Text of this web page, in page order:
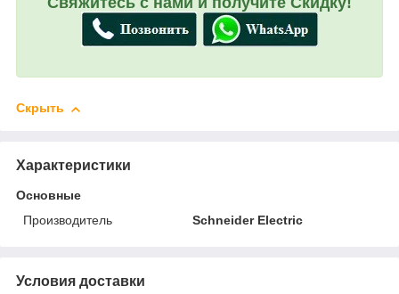
Скрыть
Характеристики
Основные
Производитель
Schneider Electric
Условия доставки